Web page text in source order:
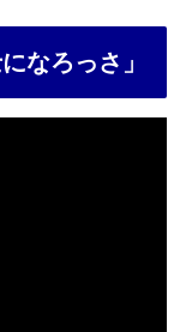
なろっさ」